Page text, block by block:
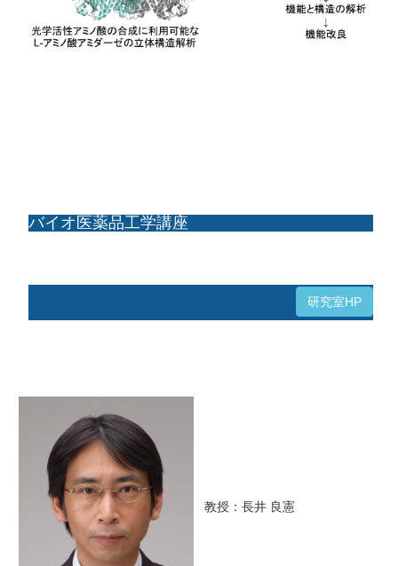
バイオ医薬品工学講座
研究室HP
教授：長井 良憲